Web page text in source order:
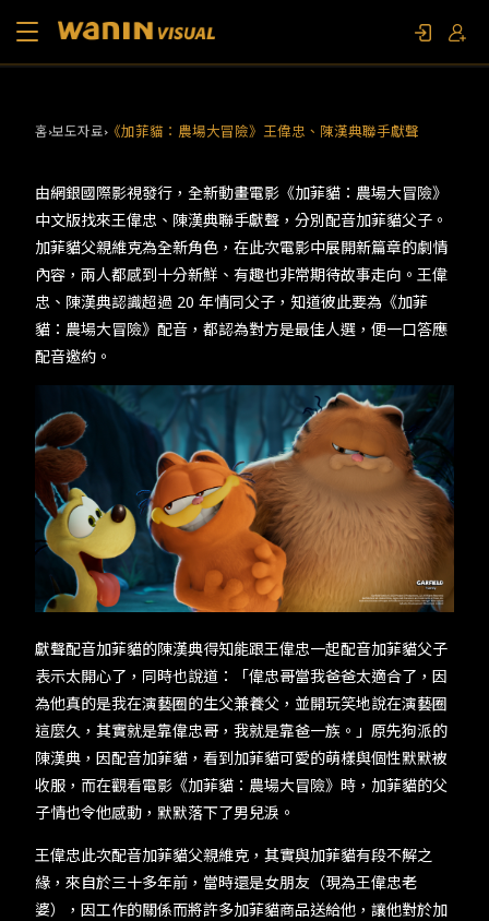
영상물 및 특별주제
문의하기
팬 이벤트
TW EN
홈 보도자료 《加菲貓：農場大冒險》王偉忠、陳漢典聯手獻聲
由網銀國際影視發行，全新動畫電影《加菲貓：農場大冒險》
中文版找來王偉忠、陳漢典聯手獻聲，分別配音加菲貓父子。
加菲貓父親維克為全新角色，在此次電影中展開新篇章的劇情
內容，兩人都感到十分新鮮、有趣也非常期待故事走向。王偉
忠、陳漢典認識超過 20 年情同父子，知道彼此要為《加菲
貓：農場大冒險》配音，都認為對方是最佳人選，便一口答應
配音邀約。
獻聲配音加菲貓的陳漢典得知能跟王偉忠一起配音加菲貓父子
表示太開心了，同時也說道：「偉忠哥當我爸爸太適合了，因
為他真的是我在演藝圈的生父兼養父，並開玩笑地說在演藝圈
這麼久，其實就是靠偉忠哥，我就是靠爸一族。」原先狗派的
陳漢典，因配音加菲貓，看到加菲貓可愛的萌樣與個性默默被
收服，而在觀看電影《加菲貓：農場大冒險》時，加菲貓的父
子情也令他感動，默默落下了男兒淚。
王偉忠此次配音加菲貓父親維克，其實與加菲貓有段不解之
緣，來自於三十多年前，當時還是女朋友（現為王偉忠老
婆），因工作的關係而將許多加菲貓商品送給他，讓他對於加